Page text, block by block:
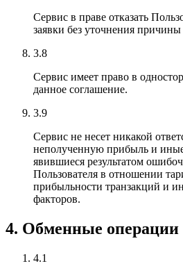
Сервис в праве отказать
заявки без уточнения причины
3.8
Сервис имеет право в
данное соглашение.
3.9
Сервис не несет никакой
неполученную прибыль и
явившиеся результатом
Пользователя в отношении
прибыльности транзакций и
факторов.
4. Обменные операции
4.1